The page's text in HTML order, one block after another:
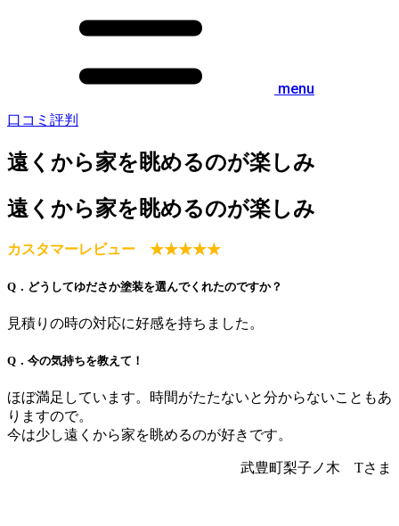
menu
口コミ評判
遠くから家を眺めるのが楽しみ
遠くから家を眺めるのが楽しみ
カスタマーレビュー ★★★★★
Q．どうしてゆださか塗装を選んでくれたのですか？
見積りの時の対応に好感を持ちました。
Q．今の気持ちを教えて！
ほぼ満足しています。時間がたたないと分からないこともあ
りますので。
今は少し遠くから家を眺めるのが好きです。
武豊町梨子ノ木 Tさま